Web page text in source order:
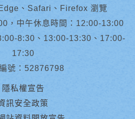
、Safari、Firefox 瀏覽
，中午休息時間：12:00-13:00
8:30、13:00-13:30、17:00-
17:30
號：52876798
隱私權宣告
訊安全政策